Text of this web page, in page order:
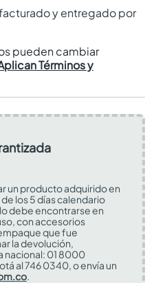
y entregado por
pueden cambiar
Términos y
un producto adquirido en
los 5 días calendario
debe encontrarse en
con accesorios
que fue
la devolución,
nacional: 01 8000
al 746 0340, o envía un
.